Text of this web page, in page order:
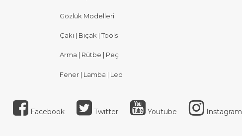
Gözlük Modelleri
Çakı | Bıçak | Tools
Arma | Rütbe | Peç
Fener | Lamba | Led
Facebook Twitter Youtube Instagram